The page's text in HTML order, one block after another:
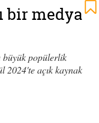
bir medya
büyük popülerlik
2024'te açık kaynak